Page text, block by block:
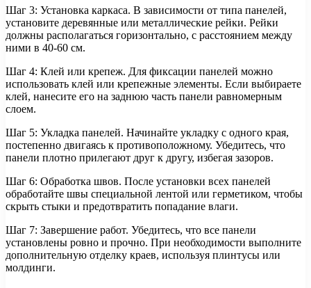
Шаг 3: Установка каркаса. В зависимости от типа панелей,
установите деревянные или металлические рейки. Рейки
должны располагаться горизонтально, с расстоянием между
ними в 40-60 см.
Шаг 4: Клей или крепеж. Для фиксации панелей можно
использовать клей или крепежные элементы. Если выбираете
клей, нанесите его на заднюю часть панели равномерным
слоем.
Шаг 5: Укладка панелей. Начинайте укладку с одного края,
постепенно двигаясь к противоположному. Убедитесь, что
панели плотно прилегают друг к другу, избегая зазоров.
Шаг 6: Обработка швов. После установки всех панелей
обработайте швы специальной лентой или герметиком, чтобы
скрыть стыки и предотвратить попадание влаги.
Шаг 7: Завершение работ. Убедитесь, что все панели
установлены ровно и прочно. При необходимости выполните
дополнительную отделку краев, используя плинтусы или
молдинги.